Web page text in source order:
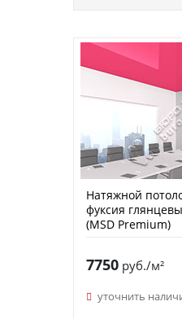
Натяжной
фуксия
(MSD Premium)
7750руб./м²
уточнить